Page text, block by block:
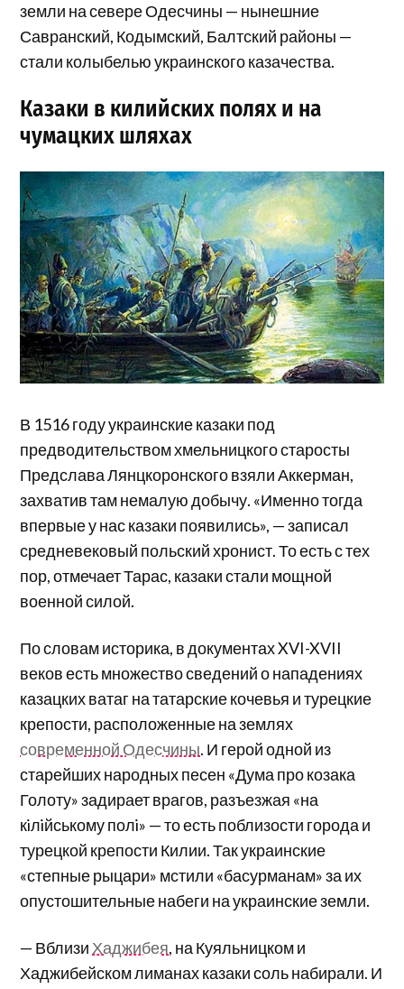
земли на севере Одесчины — нынешние
Савранский, Кодымский, Балтский районы —
стали колыбелью украинского казачества.
Казаки в килийских полях и на
чумацких шляхах
В 1516 году украинские казаки под
предводительством хмельницкого старосты
Предслава Лянцкоронского взяли Аккерман,
захватив там немалую добычу. «Именно тогда
впервые у нас казаки появились», — записал
средневековый польский хронист. То есть с тех
пор, отмечает Тарас, казаки стали мощной
военной силой.
По словам историка, в документах XVI-XVII
веков есть множество сведений о нападениях
казацких ватаг на татарские кочевья и турецкие
крепости, расположенные на землях
современной Одесчины. И герой одной из
старейших народных песен «Дума про козака
Голоту» задирает врагов, разъезжая «на
кiлiйському полi» — то есть поблизости города и
турецкой крепости Килии. Так украинские
«степные рыцари» мстили «басурманам» за их
опустошительные набеги на украинские земли.
— Вблизи Хаджибея, на Куяльницком и
Хаджибейском лиманах казаки соль набирали. И